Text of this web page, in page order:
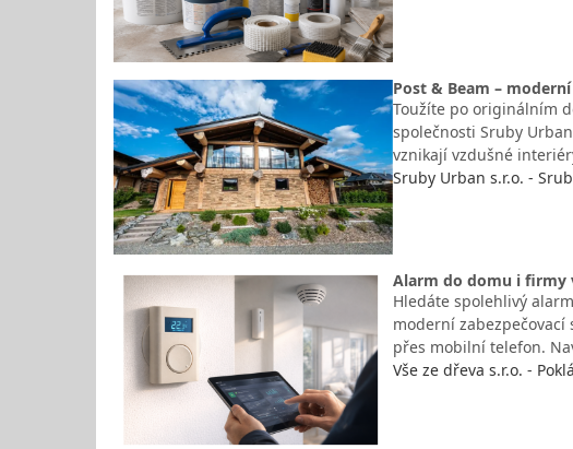
Post & Beam –
Toužíte po originálním
společnosti Sruby
vznikají vzdušné
Sruby Urban s.r.o. -
Alarm do domu i firmy
Hledáte spolehlivý
moderní
přes mobilní telefon.
Vše ze dřeva s.r.o. -